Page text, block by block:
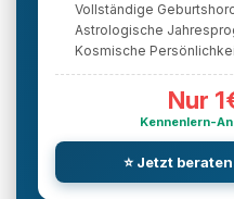
Vollständige
Astrologische
Kosmische
Nur
Kennenlern-
⭐ Jetzt